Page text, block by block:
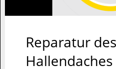
Reparatur des